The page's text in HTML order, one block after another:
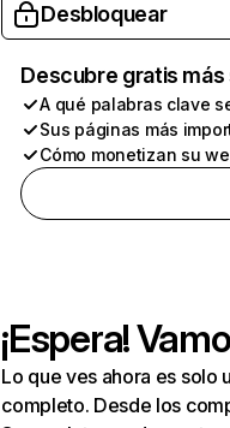
Desbloquear
Descubre gratis
A qué palabras clave
Sus páginas más
Cómo monetizan su
¡Espera!
Lo que ves ahora es solo
completo. Desde los